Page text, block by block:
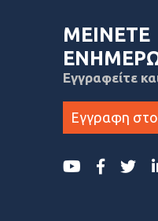
ΜΕΙΝΕΤΕ
Εγγραφείτε
Εγγραφη